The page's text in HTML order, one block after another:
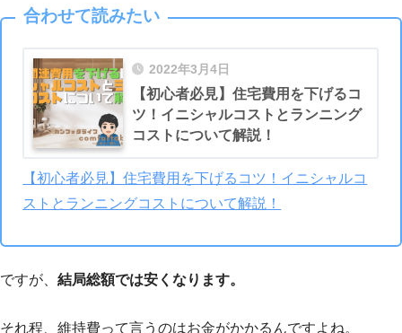
合わせて読みたい
2022年3月4日
【初心者必見】住宅費用を下げるコ
ツ！イニシャルコストとランニング
コストについて解説！
【初心者必見】住宅費用を下げるコツ！イニシャルコ
ストとランニングコストについて解説！
ですが、 結局総額では安くなります。
それ程、維持費って言うのはお金がかかるんですよね。